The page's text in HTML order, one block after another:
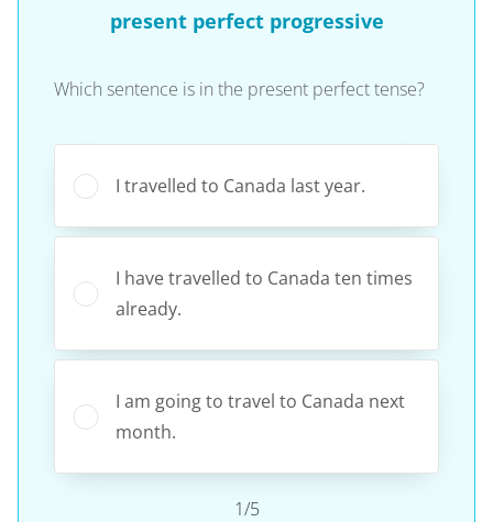
present perfect progressive
Which sentence is in the present perfect tense?
I travelled to Canada last year.
I have travelled to Canada ten times
already.
I am going to travel to Canada next
month.
1/5